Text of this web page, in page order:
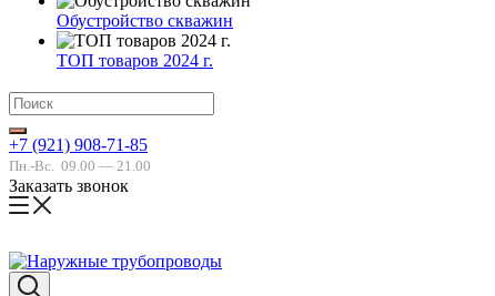
Обустройство скважин
ТОП товаров 2024 г.
+7 (921) 908-71-85
Пн.-Вс. 09.00 — 21.00
Заказать звонок